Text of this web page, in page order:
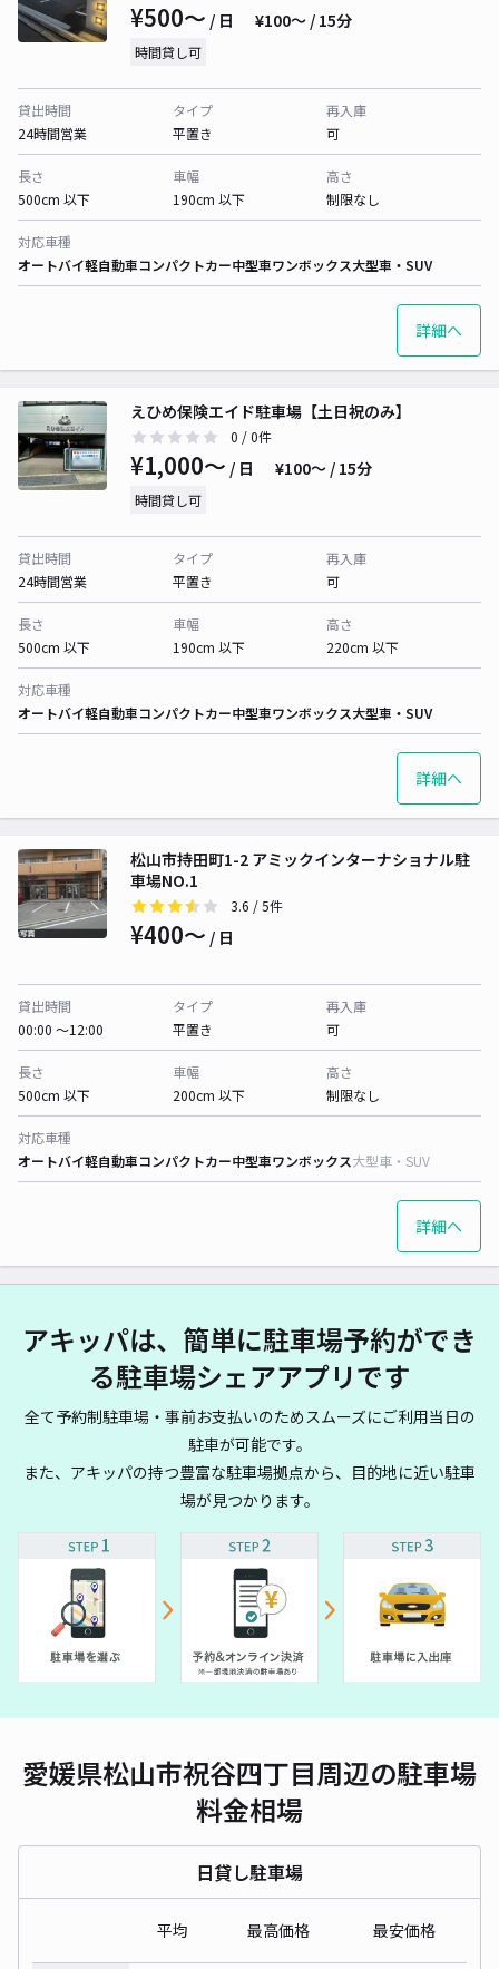
¥500〜 / 日 ¥100〜 / 15分
時間貸し可
貸出時間
24時間営業
タイプ
平置き
再入庫
可
長さ
500cm 以下
車幅
190cm 以下
高さ
制限なし
対応車種
オートバイ軽自動車コンパクトカー中型車ワンボックス大型車・SUV
詳細へ
えひめ保険エイド駐車場【土日祝のみ】
0 / 0件
¥1,000〜 / 日 ¥100〜 / 15分
時間貸し可
貸出時間
24時間営業
タイプ
平置き
再入庫
可
長さ
500cm 以下
車幅
190cm 以下
高さ
220cm 以下
対応車種
オートバイ軽自動車コンパクトカー中型車ワンボックス大型車・SUV
詳細へ
松山市持田町1-2 アミックインターナショナル駐
車場NO.1
3.6 / 5件
¥400〜 / 日
貸出時間
00:00 〜12:00
タイプ
平置き
再入庫
可
長さ
500cm 以下
車幅
200cm 以下
高さ
制限なし
対応車種
オートバイ軽自動車コンパクトカー中型車ワンボックス大型車・SUV
詳細へ
アキッパは、簡単に駐車場予約ができ
る駐車場シェアアプリです
全て予約制駐車場・事前お支払いのためスムーズにご利用当日の
駐車が可能です。
また、アキッパの持つ豊富な駐車場拠点から、目的地に近い駐車
場が見つかります。
愛媛県松山市祝谷四丁目周辺の駐車場
料金相場
日貸し駐車場
平均 最高価格 最安価格